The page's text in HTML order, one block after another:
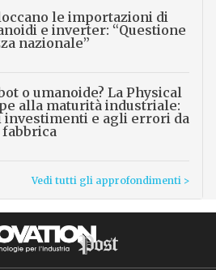
le importazioni di
e inverter: “Questione
nazionale”
o umanoide? La Physical
alla maturità industriale:
investimenti e agli errori da
Vedi tutti gli approfondimenti >